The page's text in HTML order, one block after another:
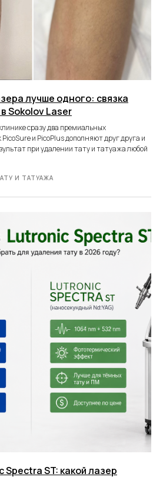
лучше одного: связка
Sokolov Laser
сразу два премиальных
и PicoPlus дополняют друг друга и
при удалении тату и татуажа любой
И ТАТУАЖА
Spectra ST: какой лазер